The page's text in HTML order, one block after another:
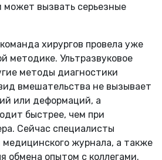
может вызвать серьезные
хирургов провела уже
методике. Ультразвуковое
методы диагностики
вмешательства не вызывает
или деформаций, а
быстрее, чем при
Сейчас специалисты
медицинского журнала, а также
обмена опытом с коллегами.